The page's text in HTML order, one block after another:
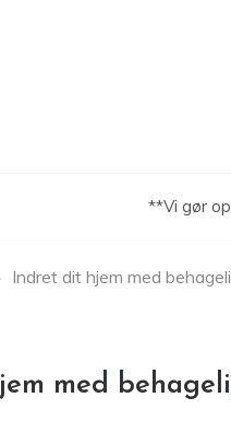
**Vi gør
Indret dit hjem med
med